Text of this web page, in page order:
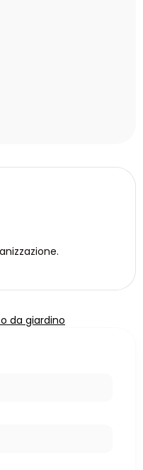
da giardino